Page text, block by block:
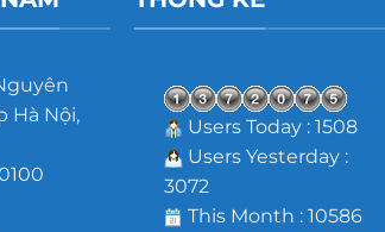
Hà Nội,
Users Today : 1508
Users Yesterday :
3072
This Month : 10586